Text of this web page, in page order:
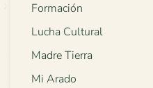
Formación
Lucha Cultural
Madre Tierra
Mi Arado